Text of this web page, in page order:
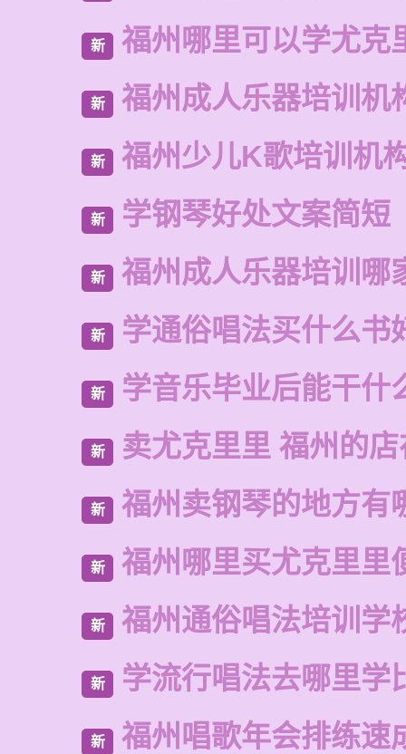
新 福州哪里可以学尤克
新 福州成人乐器培训机
新 福州少儿K歌培训机
新 学钢琴好处文案简短
新 福州成人乐器培训哪
新 学通俗唱法买什么书
新 学音乐毕业后能干什
新 卖尤克里里 福州的
新 福州卖钢琴的地方有
新 福州哪里买尤克里里
新 福州通俗唱法培训学
新 学流行唱法去哪里学
新 福州唱歌年会排练速